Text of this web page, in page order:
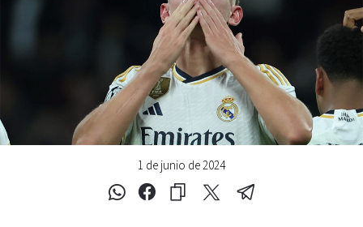
1 de junio de 2024